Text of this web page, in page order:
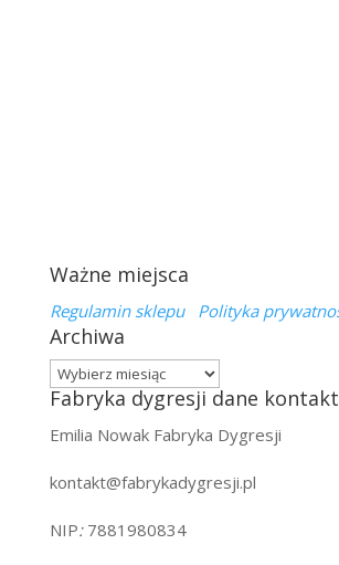
Ważne miejsca
Regulamin sklepu Polityka
Archiwa
Archiwa
Fabryka dygresji dane
Emilia Nowak Fabryka Dygresji
kontakt@fabrykadygresji.pl
NIP: 7881980834